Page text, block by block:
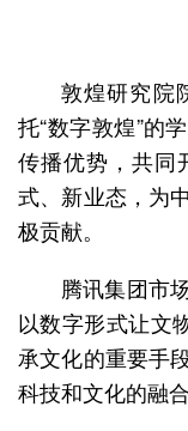
敦煌研究院
托“数字敦煌”的
传播优势，共同
式、新业态，为
极贡献。
腾讯集团市
以数字形式让文
承文化的重要手
科技和文化的融